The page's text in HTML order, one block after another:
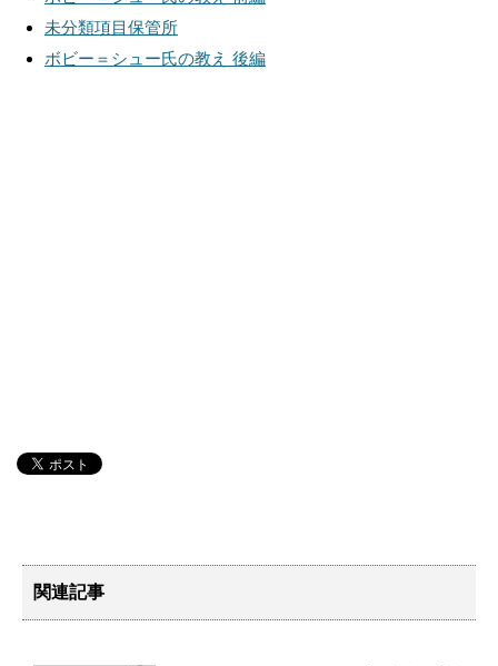
未分類項目保管所
ボビー＝シュー氏の教え 後編
関連記事